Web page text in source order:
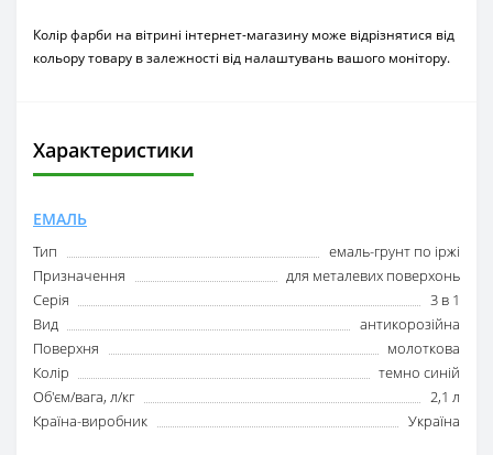
Колір фарби на вітрині інтернет-магазину може відрізнятися від
кольору товару в залежності від налаштувань вашого монітору.
Характеристики
ЕМАЛЬ
Тип
емаль-грунт по іржі
Призначення
для металевих поверхонь
Серія
3 в 1
Вид
антикорозійна
Поверхня
молоткова
Колір
темно синій
Об'єм/вага, л/кг
2,1 л
Країна-виробник
Україна